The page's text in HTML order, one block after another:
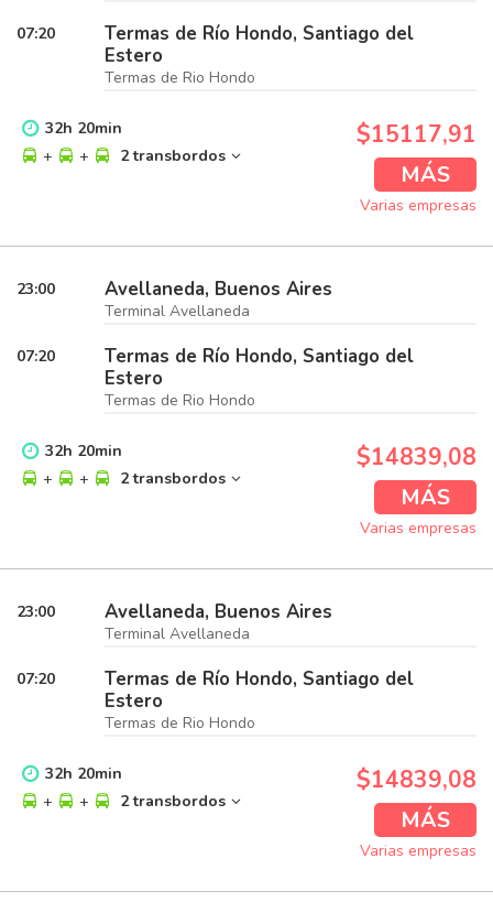
07:20
Termas de Río Hondo, Santiago del
Estero
Termas de Rio Hondo
32h 20min
+
+ 2 transbordos
$15117,91
MÁS
Varias empresas
23:00 Avellaneda, Buenos Aires
Terminal Avellaneda
07:20
Termas de Río Hondo, Santiago del
Estero
Termas de Rio Hondo
32h 20min
+
+ 2 transbordos
$14839,08
MÁS
Varias empresas
23:00 Avellaneda, Buenos Aires
Terminal Avellaneda
07:20
Termas de Río Hondo, Santiago del
Estero
Termas de Rio Hondo
32h 20min
+
+ 2 transbordos
$14839,08
MÁS
Varias empresas